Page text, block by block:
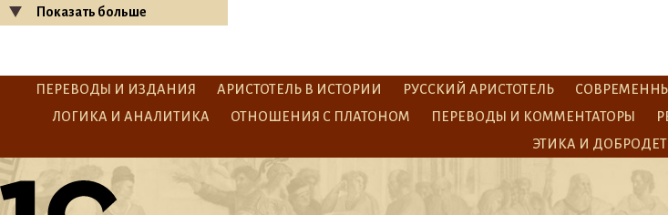
Показать больше
ПЕРЕВОДЫ И ИЗДАНИЯ АРИСТОТЕЛЬ В ИСТОРИИ РУССКИЙ АРИСТОТЕЛЬ
ЛОГИКА И АНАЛИТИКА
ОТНОШЕНИЯ С ПЛАТОНОМ ПЕРЕВОДЫ И КОММЕНТАТОРЫ
ЭТИКА И